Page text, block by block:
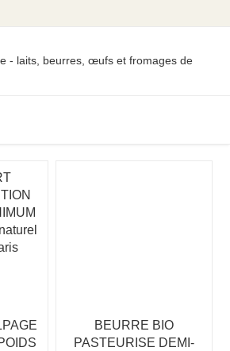
- laits, beurres, œufs et fromages de
BEURRE BIO
PASTEURISE DEMI-